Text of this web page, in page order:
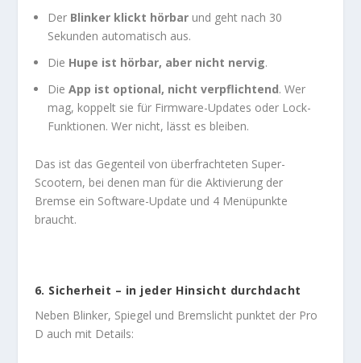
Der Blinker klickt hörbarund geht nach 30
Sekunden automatisch aus.
Die Hupe ist hörbar, aber nicht nervig.
Die App ist optional, nicht verpflichtend. Wer
mag, koppelt sie für Firmware-Updates oder Lock-
Funktionen. Wer nicht, lässt es bleiben.
Das ist das Gegenteil von überfrachteten Super-
Scootern, bei denen man für die Aktivierung der
Bremse ein Software-Update und 4 Menüpunkte
braucht.
6. Sicherheit – in jeder Hinsicht durchdacht
Neben Blinker, Spiegel und Bremslicht punktet der Pro
D auch mit Details: